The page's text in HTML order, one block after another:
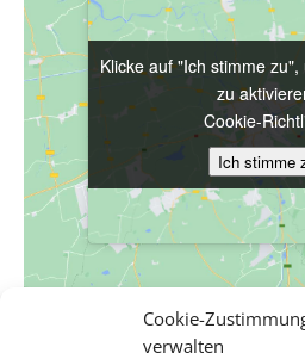
Cookie-
verwalten
VERANSTALTUNGSORT
Klicke auf "Ich stimme
zu
Cookie-
Ich stimme
Klicke auf "Ich stimme
zu
Cookie-
Ich stimme